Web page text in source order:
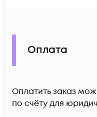
Оплата
Оплатить заказ
по счёту для